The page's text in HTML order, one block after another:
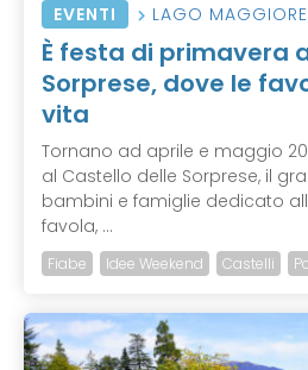
EVENTI LAGO MAGGIORE
È festa di primavera
Sorprese, dove le
vita
Tornano ad aprile e maggio
al Castello delle Sorprese, il
bambini e famiglie dedicato
favola, ...
Fiabe Idee Weekend Castelli